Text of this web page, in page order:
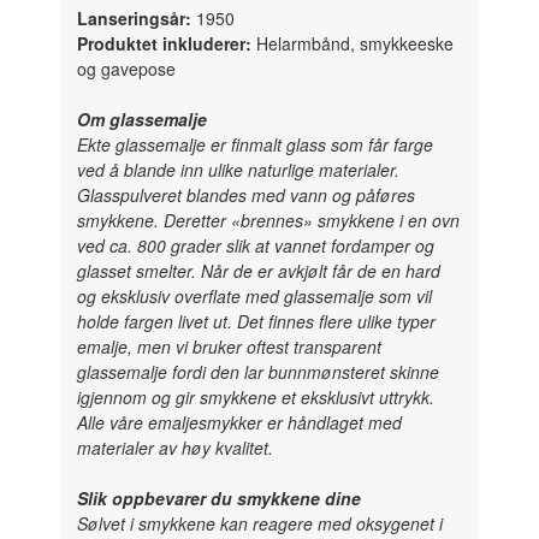
Lanseringsår: 1950
Produktet inkluderer: Helarmbånd, smykkeeske
og gavepose
Om glassemalje
Ekte glassemalje er finmalt glass som får farge
ved å blande inn ulike naturlige materialer.
Glasspulveret blandes med vann og påføres
smykkene. Deretter «brennes» smykkene i en ovn
ved ca. 800 grader slik at vannet fordamper og
glasset smelter. Når de er avkjølt får de en hard
og eksklusiv overflate med glassemalje som vil
holde fargen livet ut. Det finnes flere ulike typer
emalje, men vi bruker oftest transparent
glassemalje fordi den lar bunnmønsteret skinne
igjennom og gir smykkene et eksklusivt uttrykk.
Alle våre emaljesmykker er håndlaget med
materialer av høy kvalitet.
Slik oppbevarer du smykkene dine
Sølvet i smykkene kan reagere med oksygenet i